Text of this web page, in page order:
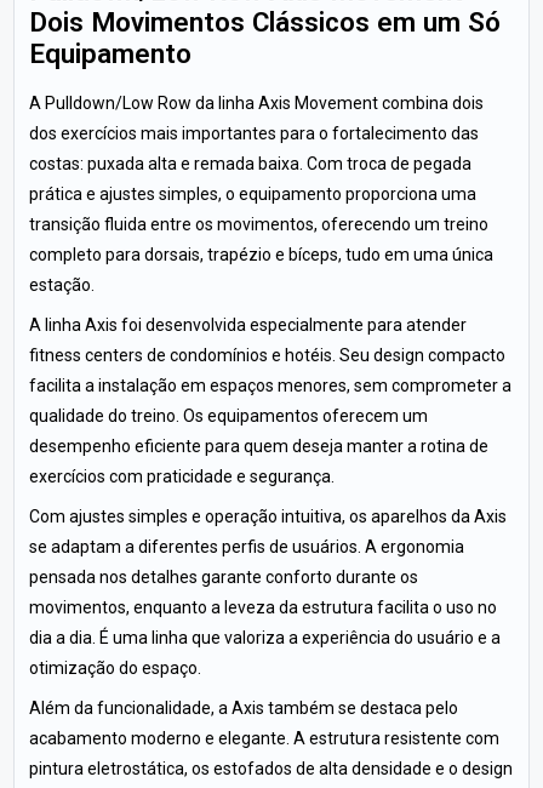
Dois Movimentos Clássicos em um Só
Equipamento
A Pulldown/Low Row da linha Axis Movement combina dois
dos exercícios mais importantes para o fortalecimento das
costas: puxada alta e remada baixa. Com troca de pegada
prática e ajustes simples, o equipamento proporciona uma
transição fluida entre os movimentos, oferecendo um treino
completo para dorsais, trapézio e bíceps, tudo em uma única
estação.
A linha Axis foi desenvolvida especialmente para atender
fitness centers de condomínios e hotéis. Seu design compacto
facilita a instalação em espaços menores, sem comprometer a
qualidade do treino. Os equipamentos oferecem um
desempenho eficiente para quem deseja manter a rotina de
exercícios com praticidade e segurança.
Com ajustes simples e operação intuitiva, os aparelhos da Axis
se adaptam a diferentes perfis de usuários. A ergonomia
pensada nos detalhes garante conforto durante os
movimentos, enquanto a leveza da estrutura facilita o uso no
dia a dia. É uma linha que valoriza a experiência do usuário e a
otimização do espaço.
Além da funcionalidade, a Axis também se destaca pelo
acabamento moderno e elegante. A estrutura resistente com
pintura eletrostática, os estofados de alta densidade e o design